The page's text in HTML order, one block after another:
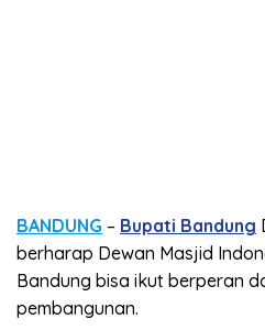
BANDUNG – Bupati Bandung
berharap Dewan Masjid
Bandung bisa ikut berperan
pembangunan.